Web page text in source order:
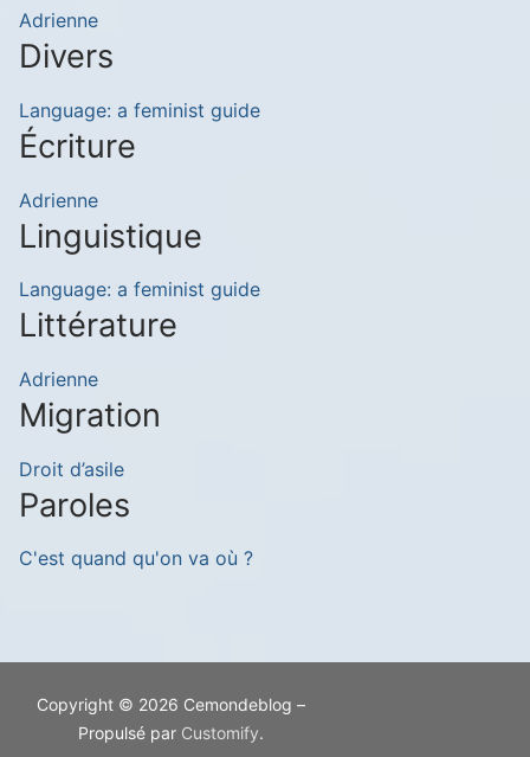
Adrienne
Divers
Language: a feminist guide
Écriture
Adrienne
Linguistique
Language: a feminist guide
Littérature
Adrienne
Migration
Droit d’asile
Paroles
C'est quand qu'on va où ?
Copyright © 2026 Cemondeblog –
Propulsé par Customify.